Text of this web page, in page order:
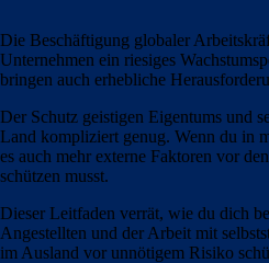
Die Beschäftigung globaler
Unternehmen ein riesiges
bringen auch erhebliche
Der Schutz geistigen Eigentums und
Land kompliziert genug. Wenn du in
es auch mehr externe Faktoren vor
schützen musst.
Dieser Leitfaden verrät, wie du dich
Angestellten und der Arbeit mit
im Ausland vor unnötigem Risiko